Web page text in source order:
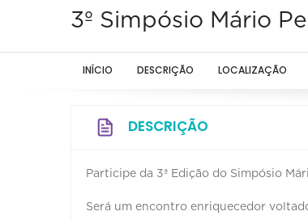
3º Simpósio Mário
INÍCIO DESCRIÇÃO LOCALIZAÇÃO
DESCRIÇÃO
Participe da 3ª Edição do Simpósio
Será um encontro enriquecedor